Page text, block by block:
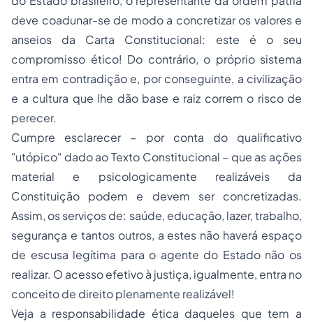
deve coadunar-se de modo a concretizar os valores e
anseios da Carta Constitucional: este é o seu
compromisso ético! Do contrário, o próprio sistema
entra em contradição e, por conseguinte, a civilização
e a cultura que lhe dão base e raiz correm o risco de
perecer.
Cumpre esclarecer – por conta do qualificativo
"utópico" dado ao Texto Constitucional – que as ações
material e psicologicamente realizáveis da
Constituição podem e devem ser concretizadas.
Assim, os serviços de: saúde, educação, lazer, trabalho,
segurança e tantos outros, a estes não haverá espaço
de escusa legítima para o agente do Estado não os
realizar. O acesso efetivo à justiça, igualmente, entra no
conceito de direito plenamente realizável!
Veja a responsabilidade ética daqueles que tem a